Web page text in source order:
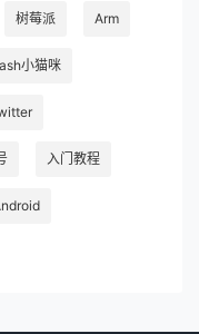
树莓派 Arm
小猫咪
入门教程